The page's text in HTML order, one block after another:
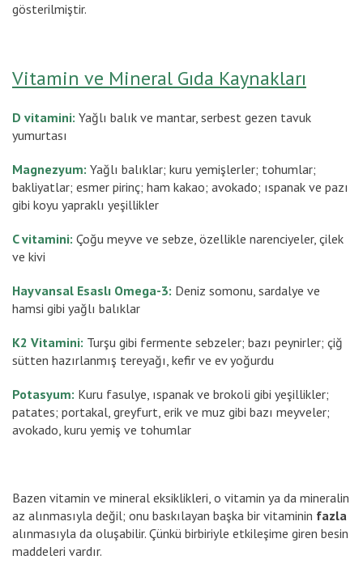
gösterilmiştir.
Vitamin ve Mineral Gıda Kaynakları
D vitamini: Yağlı balık ve mantar, serbest gezen tavuk
yumurtası
Magnezyum: Yağlı balıklar; kuru yemişlerler; tohumlar;
bakliyatlar; esmer pirinç; ham kakao; avokado; ıspanak ve pazı
gibi koyu yapraklı yeşillikler
C vitamini: Çoğu meyve ve sebze, özellikle narenciyeler, çilek
ve kivi
Hayvansal Esaslı Omega-3: Deniz somonu, sardalye ve
hamsi gibi yağlı balıklar
K2 Vitamini: Turşu gibi fermente sebzeler; bazı peynirler; çiğ
sütten hazırlanmış tereyağı, kefir ve ev yoğurdu
Potasyum: Kuru fasulye, ıspanak ve brokoli gibi yeşillikler;
patates; portakal, greyfurt, erik ve muz gibi bazı meyveler;
avokado, kuru yemiş ve tohumlar
Bazen vitamin ve mineral eksiklikleri, o vitamin ya da mineralin
az alınmasıyla değil; onu baskılayan başka bir vitaminin fazla
alınmasıyla da oluşabilir. Çünkü birbiriyle etkileşime giren besin
maddeleri vardır.